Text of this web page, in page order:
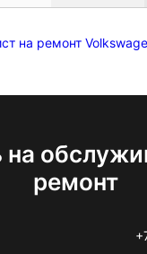
на ремонт
на
ремонт